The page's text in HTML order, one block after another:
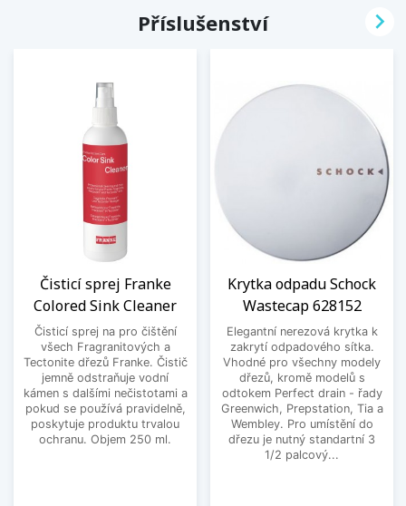
Příslušenství
Čisticí sprej Franke
Colored Sink Cleaner
Čisticí sprej na pro čištění
všech Fragranitových a
Tectonite dřezů Franke. Čistič
jemně odstraňuje vodní
kámen s dalšími nečistotami a
pokud se používá pravidelně,
poskytuje produktu trvalou
ochranu. Objem 250 ml.
Krytka odpadu Schock
Wastecap 628152
Elegantní nerezová krytka k
zakrytí odpadového sítka.
Vhodné pro všechny modely
dřezů, kromě modelů s
odtokem Perfect drain - řady
Greenwich, Prepstation, Tia a
Wembley. Pro umístění do
dřezu je nutný standartní 3
1/2 palcový...
